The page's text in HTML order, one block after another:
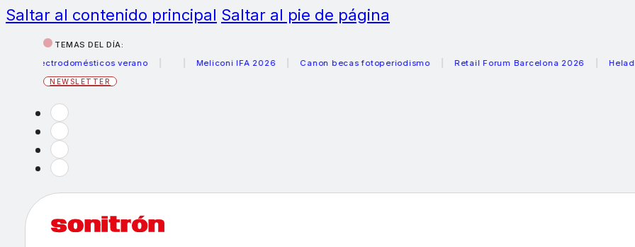
Saltar al contenido principal Saltar al pie de página
TEMAS DEL DÍA:
electrodomésticos verano
Meliconi IFA 2026 Canon becas fotoperiodismo Retail Forum Barcelona 2026 Heladeras
NEWSLETTER